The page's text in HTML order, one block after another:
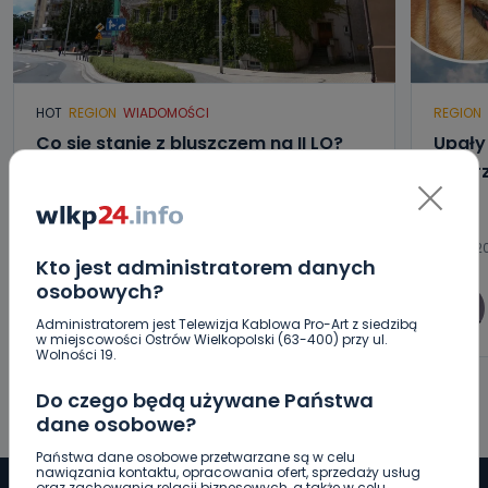
Kto jest administratorem danych
osobowych?
Administratorem jest Telewizja Kablowa Pro-Art z siedzibą
w miejscowości Ostrów Wielkopolski (63-400) przy ul.
Wolności 19.
Do czego będą używane Państwa
dane osobowe?
Państwa dane osobowe przetwarzane są w celu
nawiązania kontaktu, opracowania ofert, sprzedaży usług
HOT REGION WIADOMOŚCI
Co się stanie z bluszczem na II LO?
Paulina Szczepaniak
REGION